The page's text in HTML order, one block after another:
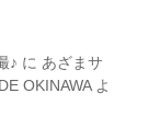
♪ に あざまサ
OKINAWAよ